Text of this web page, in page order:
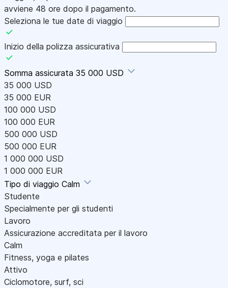
avviene 48 ore dopo il pagamento.
Seleziona le tue date di viaggio
Inizio della polizza assicurativa
Somma assicurata 35 000 USD
35 000 USD
35 000 EUR
100 000 USD
100 000 EUR
500 000 USD
500 000 EUR
1 000 000 USD
1 000 000 EUR
Tipo di viaggio Calm
Studente
Specialmente per gli studenti
Lavoro
Assicurazione accreditata per il lavoro
Calm
Fitness, yoga e pilates
Attivo
Ciclomotore, surf, sci